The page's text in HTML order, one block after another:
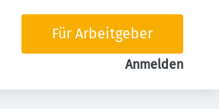
Für Arbeitgeber
Anmelden